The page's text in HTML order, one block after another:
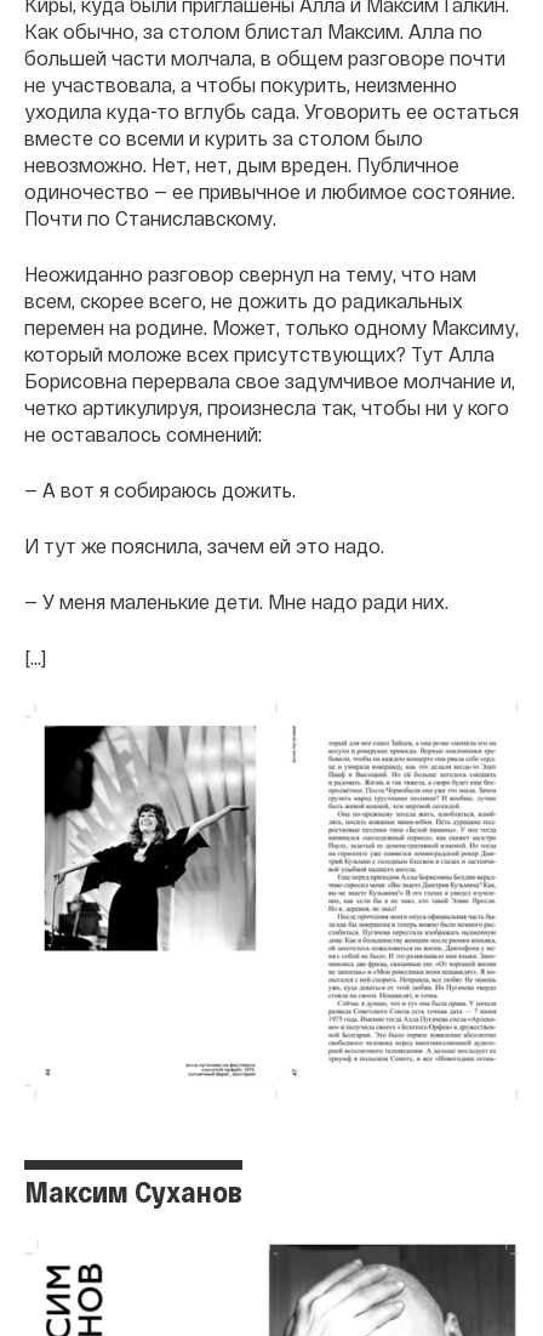
Как обычно, за столом блистал Максим. Алла по
большей части молчала, в общем разговоре почти
не участвовала, а чтобы покурить, неизменно
уходила куда-то вглубь сада. Уговорить ее остаться
вместе со всеми и курить за столом было
невозможно. Нет, нет, дым вреден. Публичное
одиночество — ее привычное и любимое состояние.
Почти по Станиславскому.
Неожиданно разговор свернул на тему, что нам
всем, скорее всего, не дожить до радикальных
перемен на родине. Может, только одному Максиму,
который моложе всех присутствующих? Тут Алла
Борисовна перервала свое задумчивое молчание и,
четко артикулируя, произнесла так, чтобы ни у кого
не оставалось сомнений:
— А вот я собираюсь дожить.
И тут же пояснила, зачем ей это надо.
— У меня маленькие дети. Мне надо ради них.
[…]
Максим Суханов